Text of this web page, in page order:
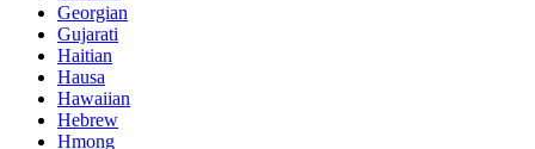
Georgian
Gujarati
Haitian
Hausa
Hawaiian
Hebrew
Hmong